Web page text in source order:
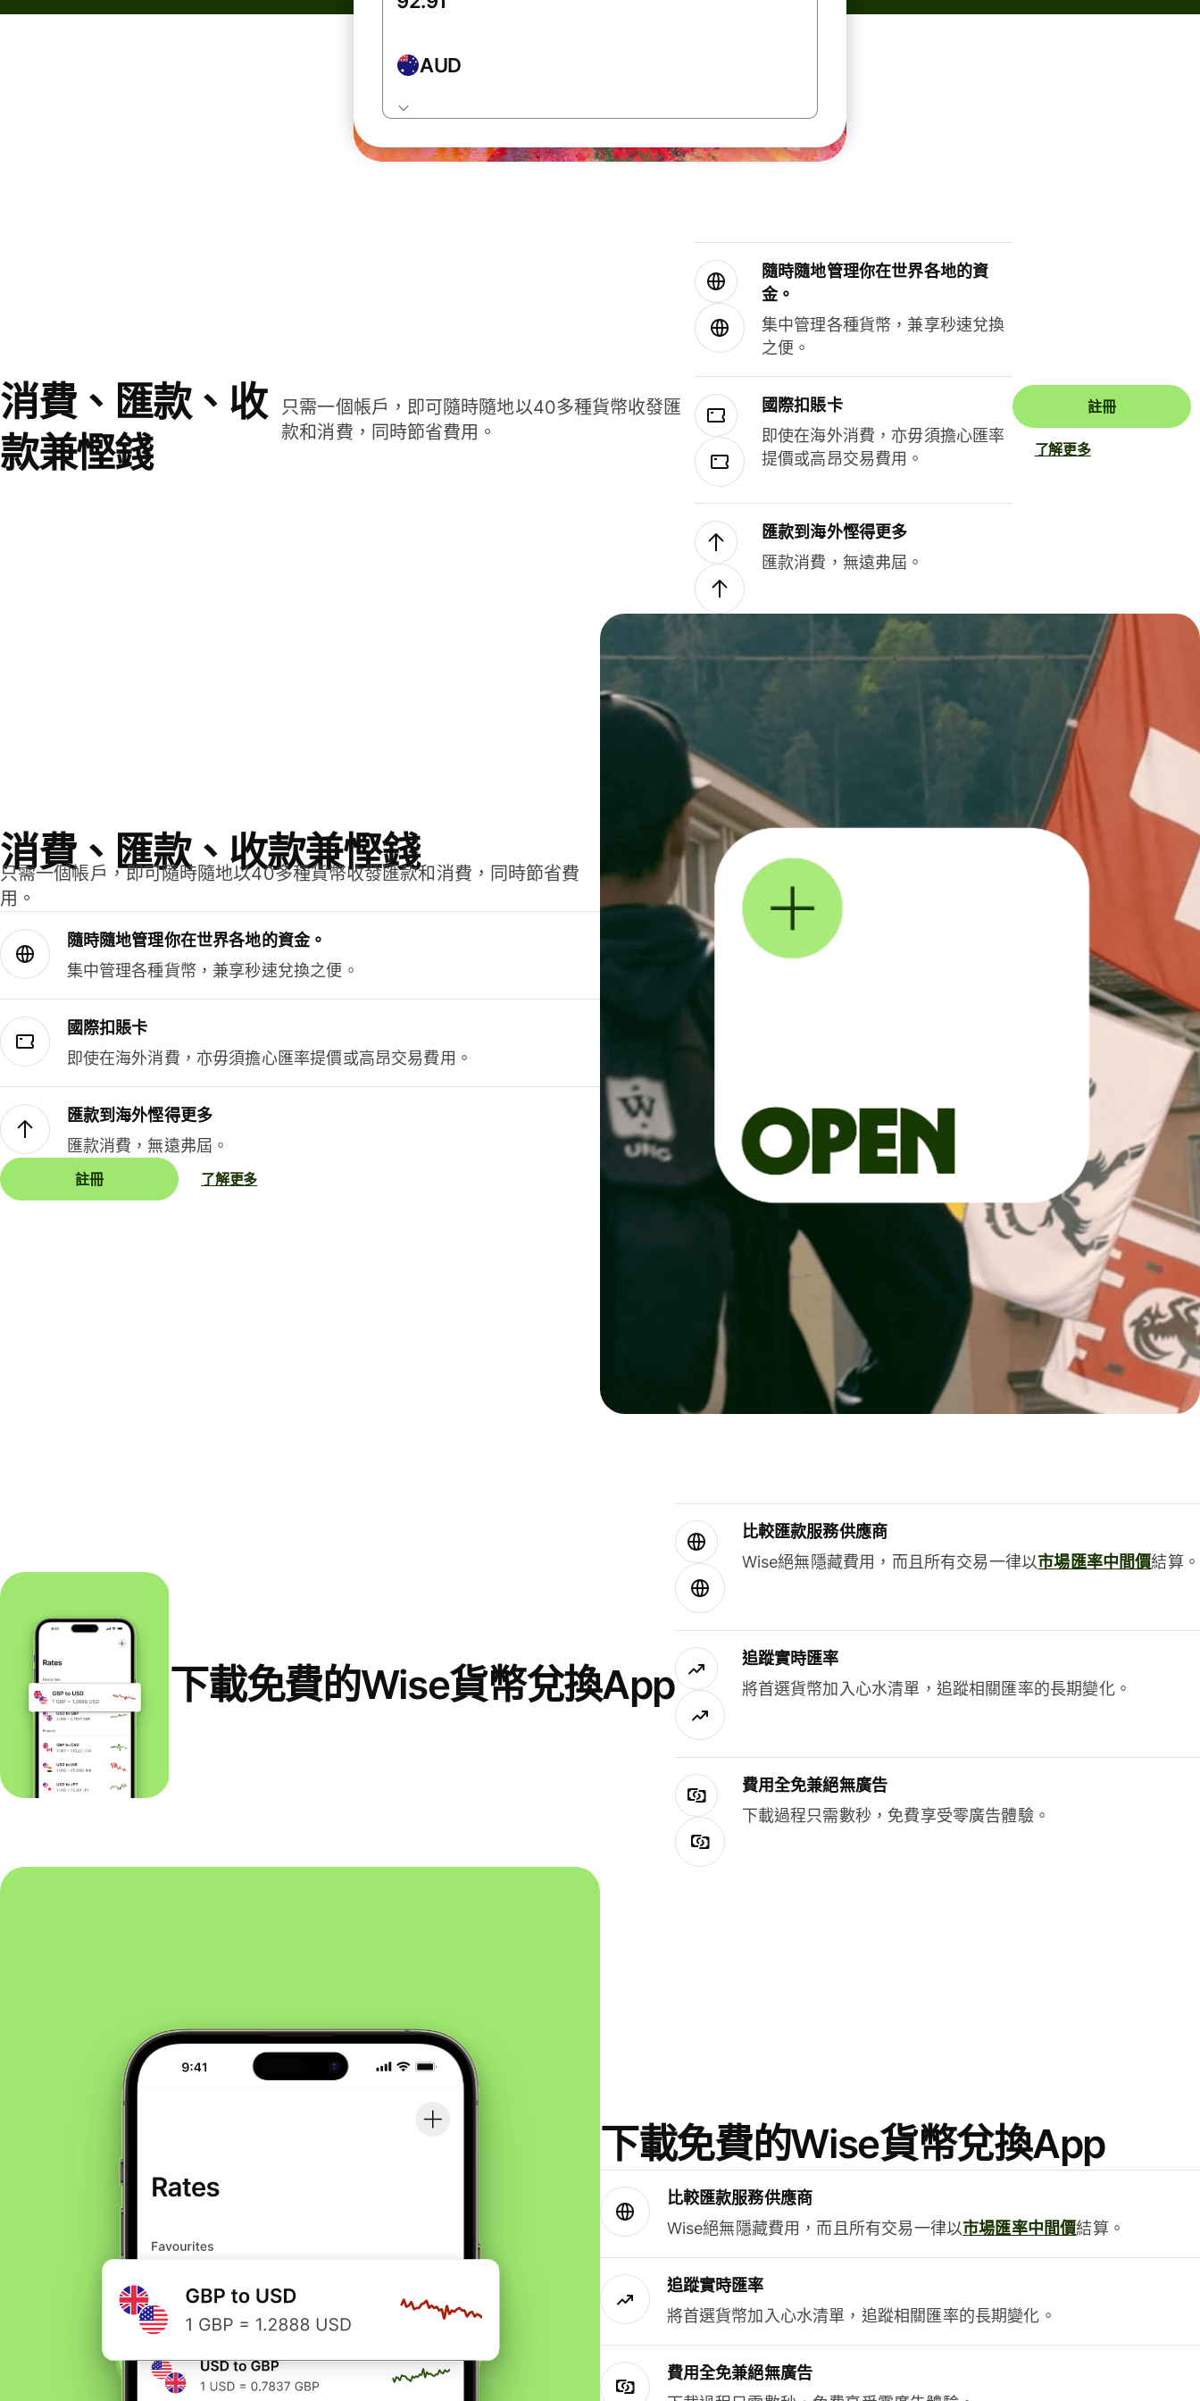
AUD
消費、匯款、收
款兼慳錢
只需一個帳戶，即可隨時隨地以40多種貨幣收發匯
款和消費，同時節省費用。
隨時隨地管理你在世界各地的資
金。
集中管理各種貨幣，兼享秒速兌換
之便。
國際扣賬卡
即使在海外消費，亦毋須擔心匯率
提價或高昂交易費用。
匯款到海外慳得更多
匯款消費，無遠弗屆。
註冊
了解更多
消費、匯款、收款兼慳錢
只需一個帳戶，即可隨時隨地以40多種貨幣收發匯款和消費，同時節省費
用。
隨時隨地管理你在世界各地的資金。
集中管理各種貨幣，兼享秒速兌換之便。
國際扣賬卡
即使在海外消費，亦毋須擔心匯率提價或高昂交易費用。
匯款到海外慳得更多
匯款消費，無遠弗屆。
註冊 了解更多
下載免費的Wise貨幣兌換App
比較匯款服務供應商
Wise絕無隱藏費用，而且所有交易一律以市場匯率中間價結算。
追蹤實時匯率
將首選貨幣加入心水清單，追蹤相關匯率的長期變化。
費用全免兼絕無廣告
下載過程只需數秒，免費享受零廣告體驗。
下載免費的Wise貨幣兌換App
比較匯款服務供應商
Wise絕無隱藏費用，而且所有交易一律以市場匯率中間價結算。
追蹤實時匯率
將首選貨幣加入心水清單，追蹤相關匯率的長期變化。
費用全免兼絕無廣告